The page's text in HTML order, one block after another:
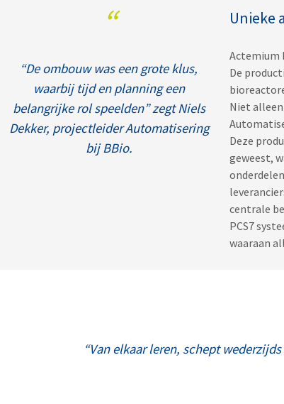
“
“De ombouw was een grote klus,
waarbij tijd en planning een
belangrijke rol speelden” zegt Niels
Dekker, projectleider Automatisering
bij BBio.
Unieke
Actemium
De
Niet
Deze
geweest,
centrale
PCS7
waaraan
“Van elkaar leren, schept